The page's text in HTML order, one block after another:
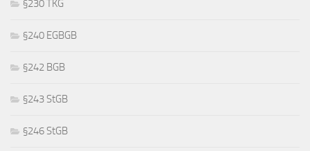
§230 TKG
§240 EGBGB
§242 BGB
§243 StGB
§246 StGB